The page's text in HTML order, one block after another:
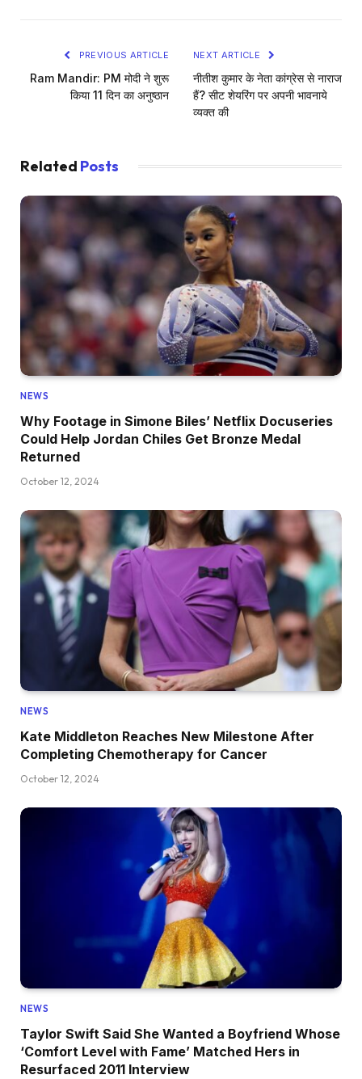
PREVIOUS ARTICLE
Ram Mandir: PM मोदी ने शुरू
किया 11 दिन का अनुष्ठान
NEXT ARTICLE
नीतीश कुमार के नेता कांग्रेस से नाराज
हैं? सीट शेयरिंग पर अपनी भावनाये
व्यक्त की
Related Posts
NEWS
Why Footage in Simone Biles’ Netflix Docuseries
Could Help Jordan Chiles Get Bronze Medal
Returned
October 12, 2024
NEWS
Kate Middleton Reaches New Milestone After
Completing Chemotherapy for Cancer
October 12, 2024
NEWS
Taylor Swift Said She Wanted a Boyfriend Whose
‘Comfort Level with Fame’ Matched Hers in
Resurfaced 2011 Interview